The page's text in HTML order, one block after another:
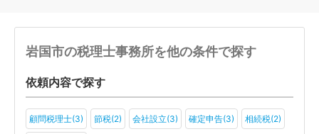
岩国市の税理士事務所を他の条件で探す
依頼内容で探す
顧問税理士(3) 節税(2) 会社設立(3) 確定申告(3) 相続税(2)